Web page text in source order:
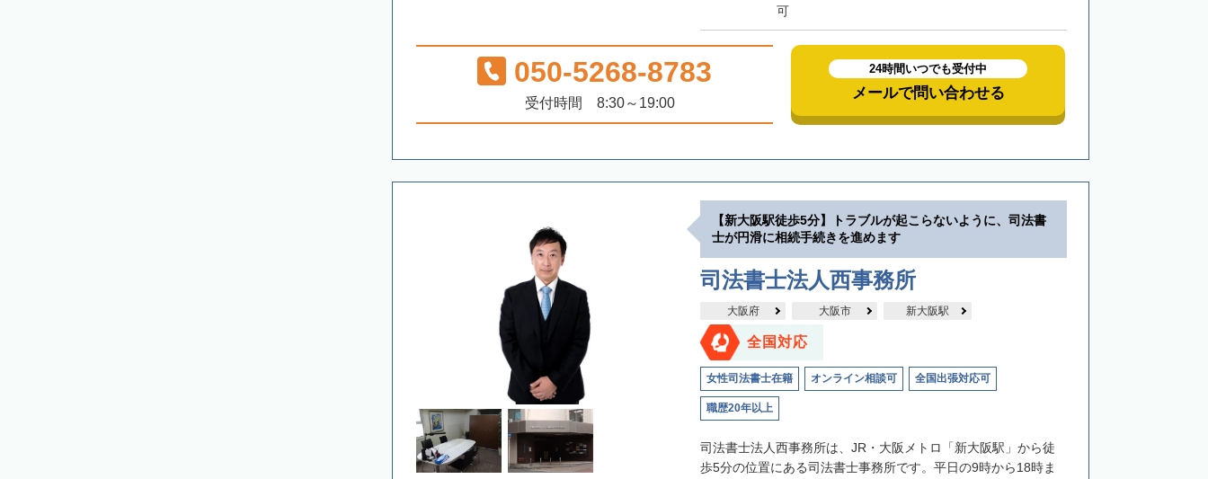
可
050-5268-8783
受付時間 8:30～19:00
24時間いつでも受付中
メールで問い合わせる
【新大阪駅徒歩5分】トラブルが起こらないように、司法書
士が円滑に相続手続きを進めます
司法書士法人西事務所
大阪府 大阪市 新大阪駅
全国対応
女性司法書士在籍 オンライン相談可 全国出張対応可
職歴20年以上
司法書士法人西事務所は、JR・大阪メトロ「新大阪駅」から徒
歩5分の位置にある司法書士事務所です。平日の9時から18時ま